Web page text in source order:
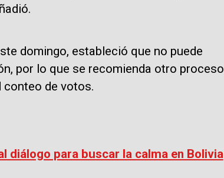
domingo, estableció que no puede
por lo que se recomienda otro proceso
conteo de votos.
diálogo para buscar la calma en Bolivia